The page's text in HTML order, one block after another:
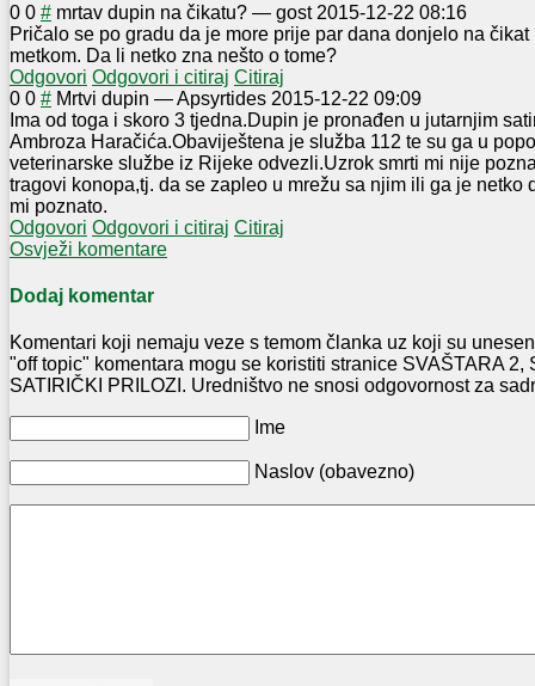
0 0 # mrtav dupin na čikatu? — gost 2015-12-22 08:16
Pričalo se po gradu da je more prije par dana donjelo na
metkom. Da li netko zna nešto o tome?
Odgovori Odgovori i citiraj Citiraj
0 0 # Mrtvi dupin —Apsyrtides 2015-12-22 09:09
Ima od toga i skoro 3 tjedna.Dupin je pronađen u jutarnjim
Ambroza Haračića.Obaviještena je služba 112 te su ga u
veterinarske službe iz Rijeke odvezli.Uzrok smrti mi nije
tragovi konopa,tj. da se zapleo u mrežu sa njim ili ga je netko
mi poznato.
Odgovori Odgovori i citiraj Citiraj
Osvježi komentare
Dodaj komentar
Komentari koji nemaju veze s temom članka uz koji su
"off topic" komentara mogu se koristiti stranice SVAŠTARA 2,
SATIRIČKI PRILOZI. Uredništvo ne snosi odgovornost za
Ime
Naslov (obavezno)